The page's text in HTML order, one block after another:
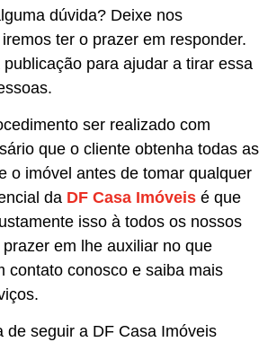
dúvida? Deixe nos
ter o prazer em responder.
para ajudar a tirar essa
ser realizado com
que o cliente obtenha todas as
o imóvel antes de tomar qualquer
da DF Casa Imóveis é que
isso à todos os nossos
em lhe auxiliar no que
contato conosco e saiba mais
de seguir a DF Casa Imóveis